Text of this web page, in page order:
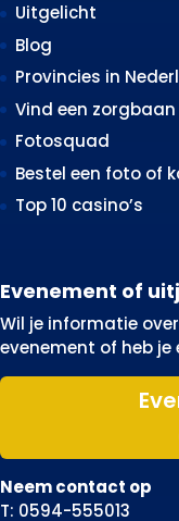
Uitgelicht
Blog
Provincies in
Vind een
Fotosquad
Bestel een foto of
Top 10 casino’s
Evenement of
Wil je informatie
evenement of heb je
Neem contact op
T: 0594-555013